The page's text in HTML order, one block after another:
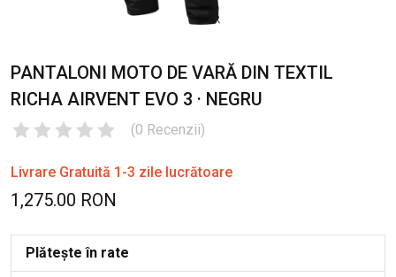
PANTALONI MOTO DE VARĂ DIN TEXTIL
RICHA AIRVENT EVO 3 · NEGRU
(0 Recenzii)
Livrare Gratuită 1-3 zile lucrătoare
1,275.00 RON
Plătește în rate